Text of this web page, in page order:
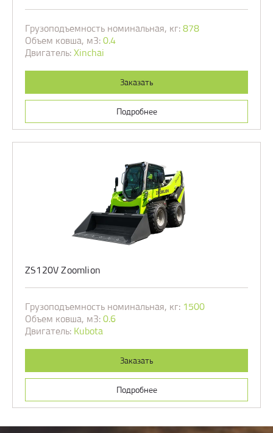
Грузоподъемность номинальная, кг:878
Объем ковша, м3:0.4
Двигатель:Xinchai
Заказать
Подробнее
ZS120V Zoomlion
Грузоподъемность номинальная, кг: 1500
Объем ковша, м3:0.6
Двигатель: Kubota
Заказать
Подробнее